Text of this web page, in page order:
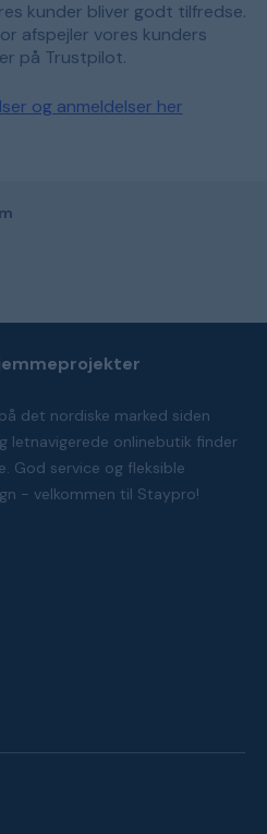
kunder bliver godt tilfredse.
afspejler vores kunders
på Trustpilot.
og anmeldelser her
det nordiske marked siden
letnavigerede onlinebutik finder
God service og fleksible
- velkommen til Staypro!